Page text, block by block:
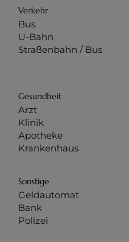
Verkehr
Bus
U-Bahn
Straßenbahn / Bus
Gesundheit
Arzt
Klinik
Apotheke
Krankenhaus
Sonstige
Geldautomat
Bank
Polizei